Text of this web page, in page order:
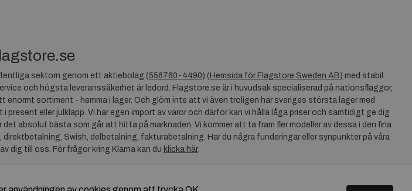
sektorn genom ett aktiebolag (556760-4490) ( Hemsida för Flagstore Sweden AB) med stabil
och högsta leveranssäkerhet är ledord. Flagstore.se är i huvudsak specialiserad på nationsflaggor,
sortiment - hemma i lager. Och glöm inte att vi även troligen har sveriges största lager med
eller julklapp. Vi har egen import av varor och därför kan vi hålla låga priser och samtidigt ge dig
absolut bästa som går att hitta på marknaden. Vi kommer att ta fram fler modeller av dessa i den fina
Swish, delbetalning, fakturabetalning. Har du några funderingar eller synpunkter på våra
dig till oss. För frågor kring Klarna kan du klicka här.